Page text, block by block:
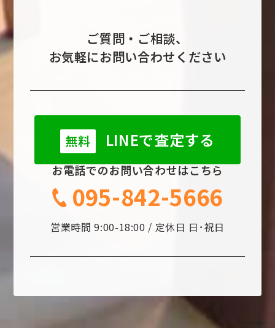
ご質問・ご相談、
お気軽にお問い合わせください
無料 LINEで査定する
お電話でのお問い合わせはこちら
095-842-5666
営業時間 9:00-18:00 / 定休日 日･祝日